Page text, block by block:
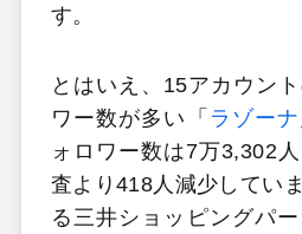
す。
とはいえ、15アカウン
ワー数が多い「 ラゾー
ォロワー数は7万3,302
査より418人減少してい
る三井ショッピングパ